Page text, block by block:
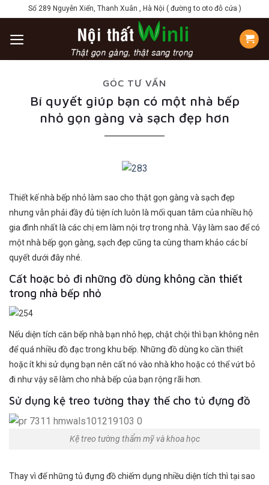
to
content
Số 289 Nguyễn Xiển, Thanh Xuân , Hà Nội ( đường to oto đỗ cửa )
GÓC TƯ VẤN
Bí quyết giúp bạn có một nhà bếp
nhỏ gọn gàng và sạch đẹp hơn
Thiết kế nhà bếp nhỏ làm sao cho thật gọn gàng và sạch đẹp
nhưng vẫn phải đầy đủ tiện ích luôn là mối quan tâm của nhiều hộ
gia đình nhất là các chị em làm nội trợ trong nhà. Vậy làm sao để có
một nhà bếp gọn gàng, sạch đẹp cũng ta cùng tham khảo các bí
quyết dưới đây nhé.
Cất hoặc bỏ đi những đồ dùng không cần thiết
trong nhà bếp nhỏ
Nếu diện tích căn bếp nhà bạn nhỏ hẹp, chật chội thì bạn không nên
để quá nhiều đồ đạc trong khu bếp. Những đồ dùng ko cần thiết
hoặc ít khi sử dụng bạn nên cất nó vào nhà kho hoặc có thể vứt bỏ
đi như vậy sẽ làm cho nhà bếp của bạn rộng rãi hơn.
Sử dụng kệ treo tường thay thế cho tủ đựng đồ
Kệ treo tường thẩm mỹ và khoa học
Thay vì để những tủ đựng đồ chiếm dụng nhiều diện tích thì tại sao